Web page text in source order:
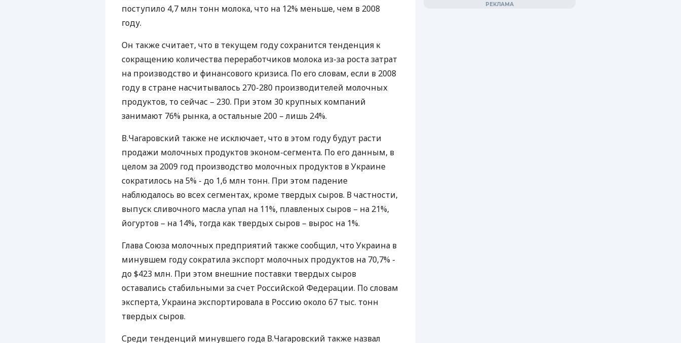
поступило 4,7 млн тонн молока, что на 12% меньше, чем в 2008
году.
Он также считает, что в текущем году сохранится тенденция к
сокращению количества переработчиков молока из-за роста затрат
на производство и финансового кризиса. По его словам, если в 2008
году в стране насчитывалось 270-280 производителей молочных
продуктов, то сейчас – 230. При этом 30 крупных компаний
занимают 76% рынка, а остальные 200 – лишь 24%.
В.Чагаровский также не исключает, что в этом году будут расти
продажи молочных продуктов эконом-сегмента. По его данным, в
целом за 2009 год производство молочных продуктов в Украине
сократилось на 5% - до 1,6 млн тонн. При этом падение
наблюдалось во всех сегментах, кроме твердых сыров. В частности,
выпуск сливочного масла упал на 11%, плавленых сыров – на 21%,
йогуртов – на 14%, тогда как твердых сыров – вырос на 1%.
Глава Союза молочных предприятий также сообщил, что Украина в
минувшем году сократила экспорт молочных продуктов на 70,7% -
до $423 млн. При этом внешние поставки твердых сыров
оставались стабильными за счет Российской Федерации. По словам
эксперта, Украина экспортировала в Россию около 67 тыс. тонн
твердых сыров.
Среди тенденций минувшего года В.Чагаровский также назвал